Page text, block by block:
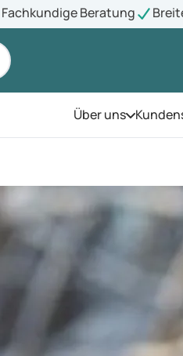
Fachkundige Beratung
Über unsÖffnen